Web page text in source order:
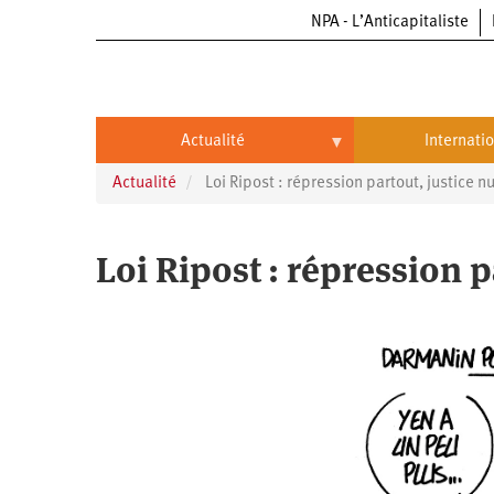
NPA - L’Anticapitaliste
Actualité
Actualité
Entreprises
International
Chine
Unis
Continents
Continents
Afrique
Actualité Loi Ripost : répression partout, justice
Loi Ripost : répression